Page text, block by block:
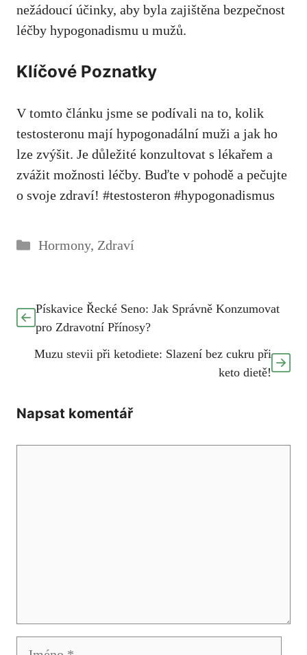
nežádoucí účinky, aby byla zajištěna bezpečnost
léčby hypogonadismu u mužů.
Klíčové Poznatky
V tomto článku jsme se podívali na to, kolik
testosteronu mají hypogonadální muži a jak ho
lze zvýšit. Je důležité konzultovat s lékařem a
zvážit možnosti léčby. Buďte v pohodě a pečujte
o svoje zdraví! #testosteron #hypogonadismus
Rubriky
Hormony, Zdraví
Pískavice Řecké Seno: Jak Správně Konzumovat
pro Zdravotní Přínosy?
Muzu stevii při ketodiete: Slazení bez cukru při
keto dietě!
Napsat komentář
Jméno